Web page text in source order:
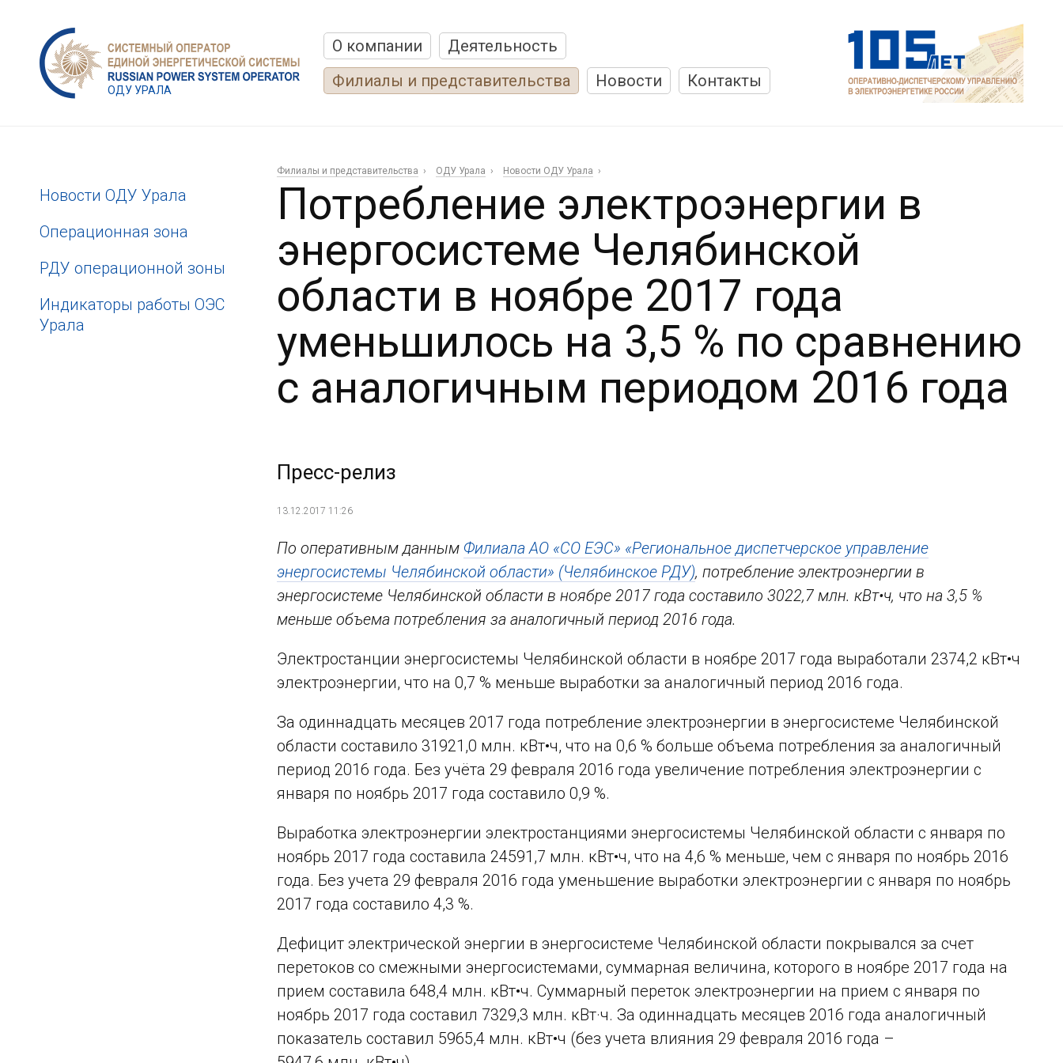
ОДУ УРАЛА
О компании
Деятельность
Филиалы и представительства
Новости Контакты
Новости ОДУ Урала
Операционная зона
РДУ операционной зоны
Индикаторы работы ОЭС
Урала
Филиалы и представительства ОДУ Урала Новости ОДУ Урала
Потребление электроэнергии в
энергосистеме Челябинской
области в ноябре 2017 года
уменьшилось на 3,5 % по сравнению
с аналогичным периодом 2016 года
Пресс-релиз
13.12.2017 11:26
По оперативным данным Филиала АО «СО ЕЭС» «Региональное диспетчерское управление
энергосистемы Челябинской области» (Челябинское РДУ), потребление электроэнергии в
энергосистеме Челябинской области в ноябре 2017 года составило 3022,7 млн. кВт•ч, что на 3,5 %
меньше объема потребления за аналогичный период 2016 года.
Электростанции энергосистемы Челябинской области в ноябре 2017 года выработали 2374,2 кВт•ч
электроэнергии, что на 0,7 % меньше выработки за аналогичный период 2016 года.
За одиннадцать месяцев 2017 года потребление электроэнергии в энергосистеме Челябинской
области составило 31921,0 млн. кВт•ч, что на 0,6 % больше объема потребления за аналогичный
период 2016 года. Без учёта 29 февраля 2016 года увеличение потребления электроэнергии с
января по ноябрь 2017 года составило 0,9 %.
Выработка электроэнергии электростанциями энергосистемы Челябинской области с января по
ноябрь 2017 года составила 24591,7 млн. кВт•ч, что на 4,6 % меньше, чем с января по ноябрь 2016
года. Без учета 29 февраля 2016 года уменьшение выработки электроэнергии с января по ноябрь
2017 года составило 4,3 %.
Дефицит электрической энергии в энергосистеме Челябинской области покрывался за счет
перетоков со смежными энергосистемами, суммарная величина, которого в ноябре 2017 года на
прием составила 648,4 млн. кВт•ч. Суммарный переток электроэнергии на прием с января по
ноябрь 2017 года составил 7329,3 млн. кВт·ч. За одиннадцать месяцев 2016 года аналогичный
показатель составил 5965,4 млн. кВт•ч (без учета влияния 29 февраля 2016 года –